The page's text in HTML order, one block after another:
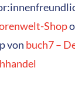
Shop
von buch7 –